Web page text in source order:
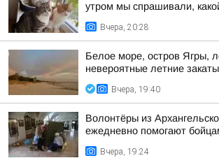
утром мы спрашивали,
Вчера, 20:28
Белое море, остров Ягры,
невероятные летние закаты
Вчера, 19:40
Волонтёры из
ежедневно помогают
Вчера, 19:24